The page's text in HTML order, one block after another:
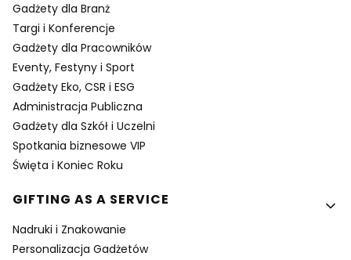
Gadżety dla Branż
Targi i Konferencje
Gadżety dla Pracowników
Eventy, Festyny i Sport
Gadżety Eko, CSR i ESG
Administracja Publiczna
Gadżety dla Szkół i Uczelni
Spotkania biznesowe VIP
Święta i Koniec Roku
GIFTING AS A SERVICE
Nadruki i Znakowanie
Personalizacja Gadżetów